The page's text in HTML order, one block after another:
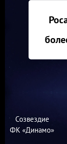
Созвездие
ФК «Динамо»